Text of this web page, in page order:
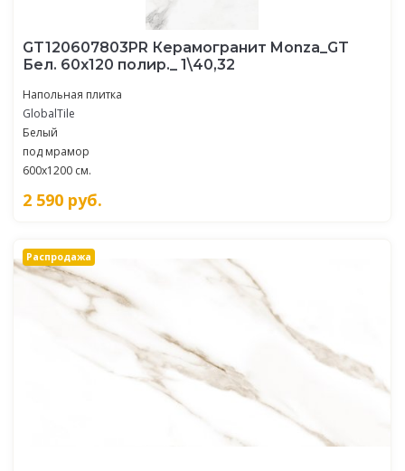
GT120607803PR Керамогранит Monza_GT
Бел. 60x120 полир._ 1\40,32
Напольная плитка
GlobalTile
Белый
под мрамор
600x1200 см.
2 590 руб.
Распродажа